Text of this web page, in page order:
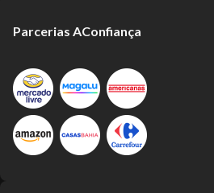
Parcerias AConfiança